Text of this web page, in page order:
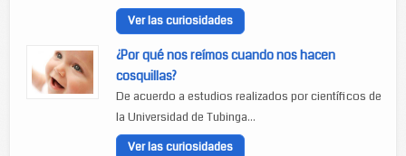
Ver las curiosidades
¿Por qué nos reímos cuando nos hacen
cosquillas?
De acuerdo a estudios realizados por científicos de
la Universidad de Tubinga...
Ver las curiosidades